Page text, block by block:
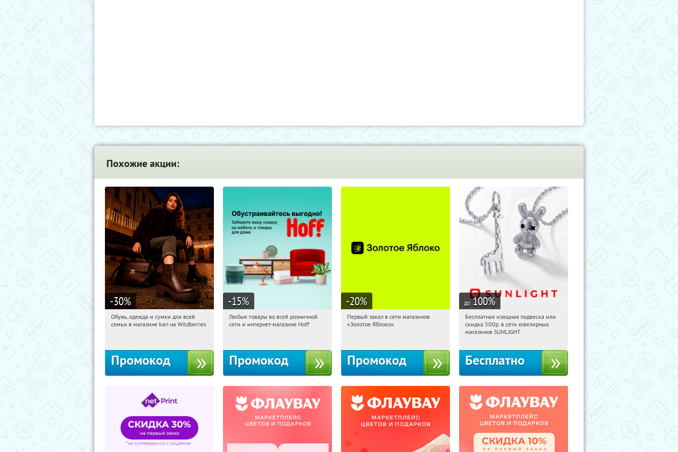
Похожие акции:
-30%
15:58:30 Получили:
Обувь, одежда и сумки для всей
семьи в магазине kari на Wildberries
Промокод
-15%
15:58:30 Получили:
Любые товары во всей розничной
сети и интернет-магазине Hoff
Промокод
-20%
15:58:30
Получи первым!
Первый заказ в сети магазинов
«Золотое Яблоко»
Промокод
до 100%
15:58:30 Получили:
Россия
Бесплатная изящная подвеска или
скидка 500р. в сети ювелирных
магазинов SUNLIGHT
Бесплатно